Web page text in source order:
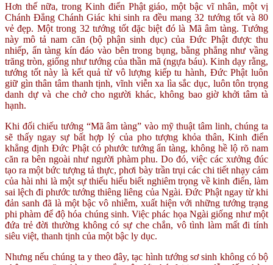
Hơn thế nữa, trong Kinh điển Phật giáo, một bậc vĩ nhân, một vị
Chánh Đẳng Chánh Giác khi sinh ra đều mang 32 tướng tốt và 80
vẻ đẹp. Một trong 32 tướng tốt đặc biệt đó là Mã âm tàng. Tướng
này mô tả nam căn (bộ phận sinh dục) của Đức Phật được thu
nhiếp, ẩn tàng kín đáo vào bên trong bụng, bằng phẳng như vầng
trăng tròn, giống như tướng của thần mã (ngựa báu). Kinh dạy rằng,
tướng tốt này là kết quả từ vô lượng kiếp tu hành, Đức Phật luôn
giữ gìn thân tâm thanh tịnh, vĩnh viễn xa lìa sắc dục, luôn tôn trọng
danh dự và che chở cho người khác, không bao giờ khởi tâm tà
hạnh.
Khi đối chiếu tướng “Mã âm tàng” vào mỹ thuật tâm linh, chúng ta
sẽ thấy ngay sự bất hợp lý của pho tượng khỏa thân, Kinh điển
khẳng định Đức Phật có phước tướng ẩn tàng, không hề lộ rõ nam
căn ra bên ngoài như người phàm phu. Do đó, việc các xưởng đúc
tạo ra một bức tượng tả thực, phơi bày trần trụi các chi tiết nhạy cảm
của hài nhi là một sự thiếu hiểu biết nghiêm trọng về kinh điển, làm
sai lệch đi phước tướng thiêng liêng của Ngài. Đức Phật ngay từ khi
đản sanh đã là một bậc vô nhiễm, xuất hiện với những tướng trạng
phi phàm để độ hóa chúng sinh. Việc phác họa Ngài giống như một
đứa trẻ đời thường không có sự che chắn, vô tình làm mất đi tính
siêu việt, thanh tịnh của một bậc ly dục.
Nhưng nếu chúng ta y theo đây, tạc hình tướng sơ sinh không có bộ